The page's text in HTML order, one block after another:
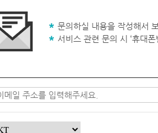
문의하실 내용을 작성해서
서비스 관련 문의 시 ‘휴대